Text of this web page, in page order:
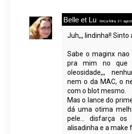
Belle et Lu terça-feira, 31
Juh,,, lindinha!! Sinto
Sabe o maginx
pra mim no que
oleosidade,,,
nem o da MAC, o
com o blot mesmo.
Mas o lance do
dá uma otima
pele... disfarça os
alisadinha e a make